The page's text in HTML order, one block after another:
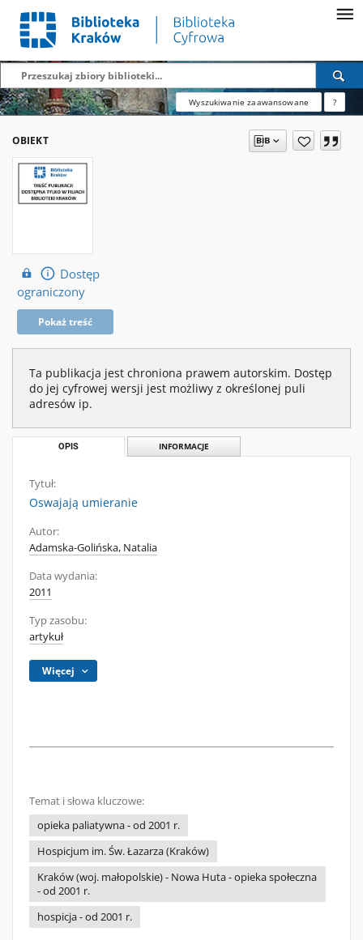
Wyszukiwanie zaawansowane ?
OBIEKT
Dostęp
ograniczony
Pokaż treść
Ta publikacja jest chroniona prawem autorskim. Dostęp
do jej cyfrowej wersji jest możliwy z określonej puli
adresów ip.
OPIS INFORMACJE
Tytuł:
Oswajają umieranie
Autor:
Adamska-Golińska, Natalia
Data wydania:
2011
Typ zasobu:
artykuł
Więcej
Temat i słowa kluczowe:
opieka paliatywna - od 2001 r.
Hospicjum im. Św. Łazarza (Kraków)
Kraków (woj. małopolskie) - Nowa Huta - opieka społeczna
- od 2001 r.
hospicja - od 2001 r.